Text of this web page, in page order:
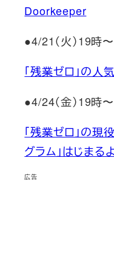
Doorkeeper
●4/21（火）19時
「残業ゼロ」の
●4/24（金）19時
「残業ゼロ」の
グラム」はじまる
広告